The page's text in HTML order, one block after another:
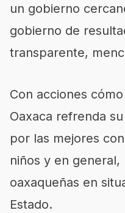
un gobierno
gobierno de
transparente,
Con acciones
Oaxaca refrenda
por las mejores
niños y en general,
oaxaqueñas en
Estado.